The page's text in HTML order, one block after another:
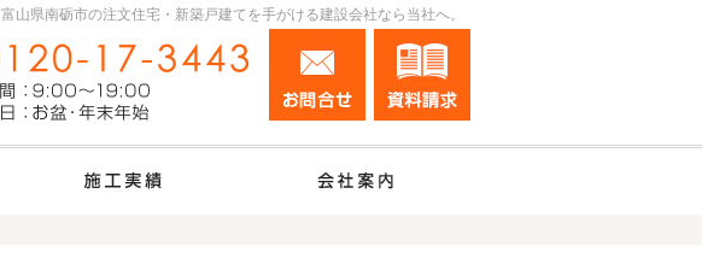
富山県南砺市の注文住宅・新築戸建てを手がける建設会社なら当社へ。
0120-17-3443
営業時間9:00～19:00 定休日：お盆・年末年始